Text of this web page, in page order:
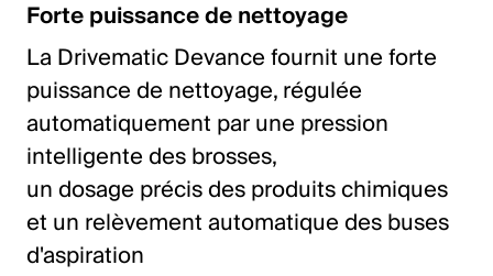
Forte puissance de nettoyage
La Drivematic Devance fournit une forte
puissance de nettoyage, régulée
automatiquement par une pression
intelligente des brosses,
un dosage précis des produits chimiques
et un relèvement automatique des buses
d'aspiration